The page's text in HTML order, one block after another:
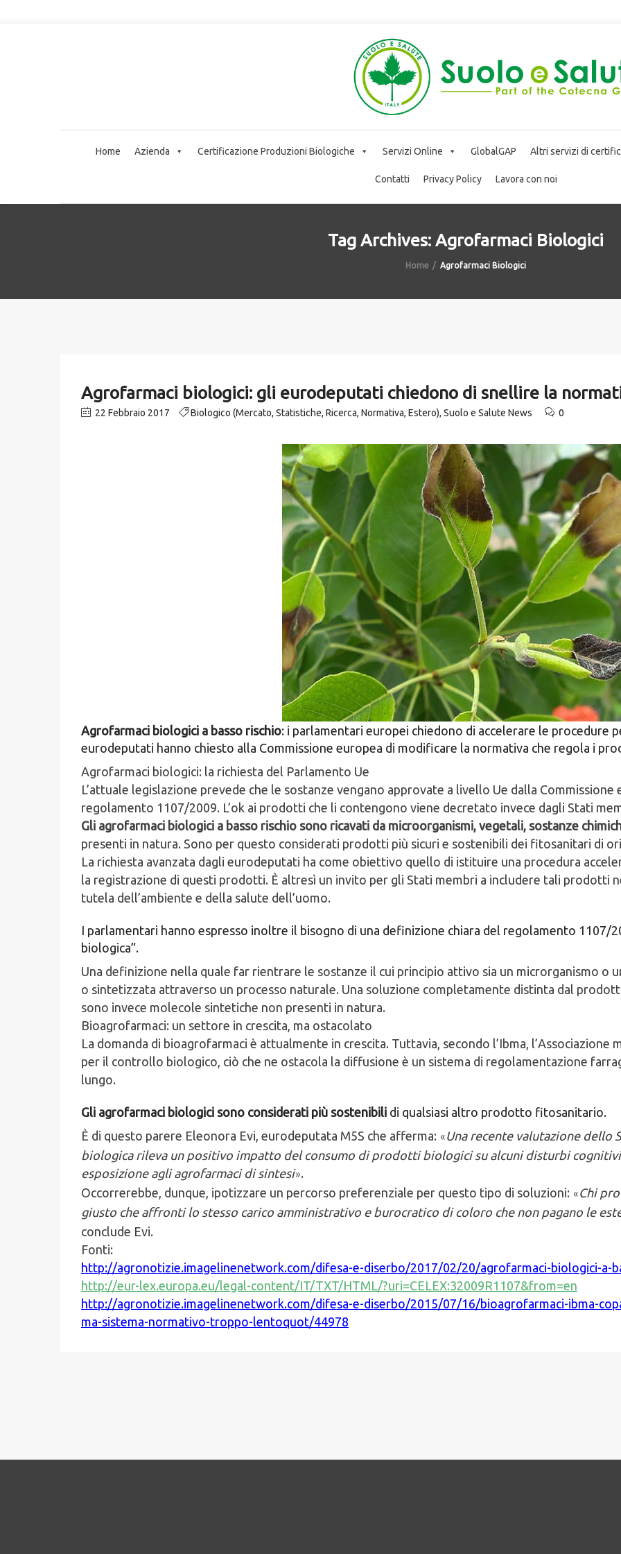
Home Azienda Certificazione Produzioni Biologiche Servizi Online GlobalGAP Altri servizi di
Contatti Privacy Policy Lavora con noi
Tag Archives: Agrofarmaci Biologici
Home Agrofarmaci Biologici
Agrofarmaci biologici: gli eurodeputati chiedono di snellire la
22 Febbraio 2017 Biologico (Mercato, Statistiche, Ricerca, Normativa, Estero), Suolo e Salute News 0
Agrofarmaci biologici a basso rischio: i parlamentari europei chiedono di accelerare le procedure
eurodeputati hanno chiesto alla Commissione europea di modificare la normativa che regola i
Agrofarmaci biologici: la richiesta del Parlamento Ue
L’attuale legislazione prevede che le sostanze vengano approvate a livello Ue dalla
regolamento 1107/2009. L’ok ai prodotti che li contengono viene decretato invece dagli Stati
Gli agrofarmaci biologici a basso rischio sono ricavati da microorganismi, vegetali, sostanze
presenti in natura. Sono per questo considerati prodotti più sicuri e sostenibili dei fitosanitari di
La richiesta avanzata dagli eurodeputati ha come obiettivo quello di istituire una procedura
la registrazione di questi prodotti. È altresì un invito per gli Stati membri a includere tali prodotti
tutela dell’ambiente e della salute dell’uomo.
I parlamentari hanno espresso inoltre il bisogno di una definizione chiara del regolamento
biologica”.
Una definizione nella quale far rientrare le sostanze il cui principio attivo sia un microrganismo o
o sintetizzata attraverso un processo naturale. Una soluzione completamente distinta dal
sono invece molecole sintetiche non presenti in natura.
Bioagrofarmaci: un settore in crescita, ma ostacolato
La domanda di bioagrofarmaci è attualmente in crescita. Tuttavia, secondo l’Ibma,
per il controllo biologico, ciò che ne ostacola la diffusione è un sistema di regolamentazione
lungo.
Gli agrofarmaci biologici sono considerati più sostenibili di qualsiasi altro prodotto fitosanitario.
È di questo parere Eleonora Evi, eurodeputata M5S che afferma: «Una recente valutazione dello
biologica rileva un positivo impatto del consumo di prodotti biologici su alcuni disturbi
esposizione agli agrofarmaci di sintesi».
Occorrerebbe, dunque, ipotizzare un percorso preferenziale per questo tipo di soluzioni: «Chi
giusto che affronti lo stesso carico amministrativo e burocratico di coloro che non pagano le
conclude Evi.
Fonti:
http://agronotizie.imagelinenetwork.com/difesa-e-diserbo/2017/02/20/agrofarmaci-biologici-a-
http://eur-lex.europa.eu/legal-content/IT/TXT/HTML/?uri=CELEX:32009R1107&from=en
http://agronotizie.imagelinenetwork.com/difesa-e-diserbo/2015/07/16/bioagrofarmaci-ibma-
ma-sistema-normativo-troppo-lentoquot/44978